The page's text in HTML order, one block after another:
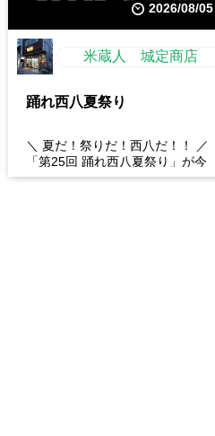
2026/08/05
米蔵人 城定商店
踊れ西八夏祭り
＼ 夏だ！祭りだ！西八だ！！ ／
「第25回 踊れ西八夏祭り」が今
年もやってくる！ 伝統の【阿波